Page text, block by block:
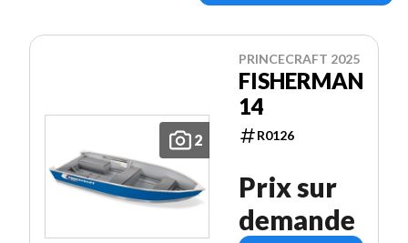
2
PRINCECRAFT 2025
FISHERMAN
14
R0126
Prix sur
demande